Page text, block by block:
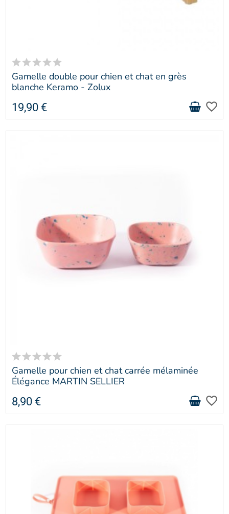
Gamelle double pour chien et chat en grès
blanche Keramo - Zolux
19,90 € favorite_border
Gamelle pour chien et chat carrée mélaminée
Élégance MARTIN SELLIER
8,90 € favorite_border